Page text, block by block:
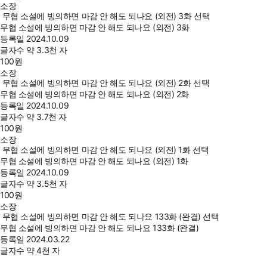
소장
무협 소설에 빙의하면 마감 안 해도 되나요 (외전) 3화 선택
무협 소설에 빙의하면 마감 안 해도 되나요 (외전) 3화
등록일 2024.10.09
글자수 약 3.3천 자
100원
소장
무협 소설에 빙의하면 마감 안 해도 되나요 (외전) 2화 선택
무협 소설에 빙의하면 마감 안 해도 되나요 (외전) 2화
등록일 2024.10.09
글자수 약 3.7천 자
100원
소장
무협 소설에 빙의하면 마감 안 해도 되나요 (외전) 1화 선택
무협 소설에 빙의하면 마감 안 해도 되나요 (외전) 1화
등록일 2024.10.09
글자수 약 3.5천 자
100원
소장
무협 소설에 빙의하면 마감 안 해도 되나요 133화 (완결) 선택
무협 소설에 빙의하면 마감 안 해도 되나요 133화 (완결)
등록일 2024.03.22
글자수 약 4천 자